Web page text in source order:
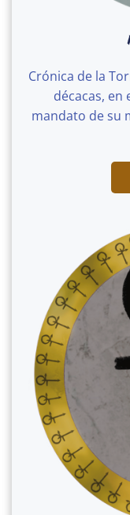
Crónica de la
décacas, en
mandato de su